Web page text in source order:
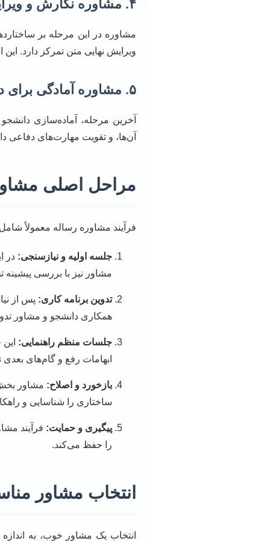
۴. مشاوره نگارش و ویرایش
ویرایش نهایی متن تمرکز دارد.
۵. مشاوره آمادگی برای دفاع
آخرین مرحله، آماده‌سازی
آن‌ها، و تقویت مهارت‌های دفاعی
مراحل اصلی
فرآیند مشاوره رساله معمولاً
جلسه اولیه و نیازسنجی: در
مشاور نیز با بررسی
تدوین برنامه کاری: پس از
همکاری دانشجو و مشاور
جلسات منظم راهنمایی:
ابهامات رفع و گام‌های
بازخورد و اصلاح: مشاور
ساختاری را شناسایی و
پیگیری و حمایت: فرآیند
را حفظ می‌کند.
انتخاب مشاور
انتخاب یک مشاور خوب، به